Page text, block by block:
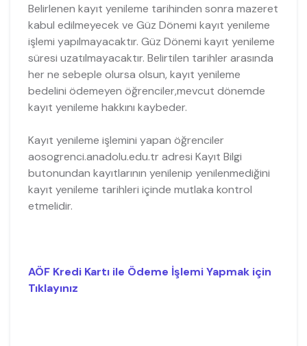
Belirlenen kayıt yenileme tarihinden sonra mazeret
kabul edilmeyecek ve Güz Dönemi kayıt yenileme
işlemi yapılmayacaktır. Güz Dönemi kayıt yenileme
süresi uzatılmayacaktır. Belirtilen tarihler arasında
her ne sebeple olursa olsun, kayıt yenileme
bedelini ödemeyen öğrenciler,mevcut dönemde
kayıt yenileme hakkını kaybeder.
Kayıt yenileme işlemini yapan öğrenciler
aosogrenci.anadolu.edu.tr adresi Kayıt Bilgi
butonundan kayıtlarının yenilenip yenilenmediğini
kayıt yenileme tarihleri içinde mutlaka kontrol
etmelidir.
AÖF Kredi Kartı ile Ödeme İşlemi Yapmak için
Tıklayınız